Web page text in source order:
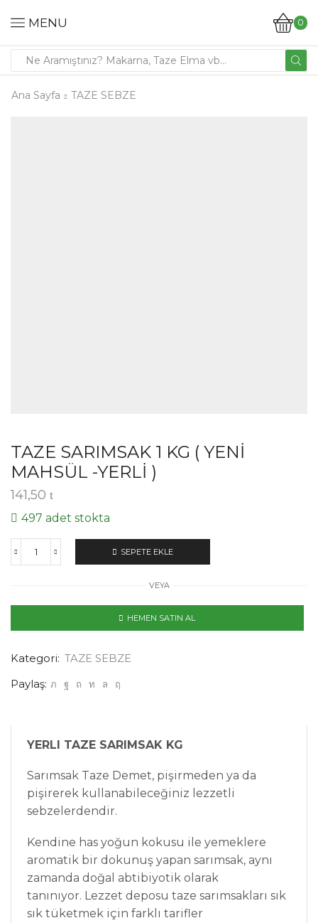
MENU 0
Ana Sayfa TAZE SEBZE
TAZE SARIMSAK 1 KG ( YENİ
MAHSÜL -YERLİ )
141,50
497 adet stokta
SEPETE EKLE
VEYA
HEMEN SATIN AL
Kategori: TAZE SEBZE
Paylaş:
YERLI TAZE SARIMSAK KG
Sarımsak Taze Demet, pişirmeden ya da
pişirerek kullanabileceğiniz lezzetli
sebzelerdendir.
Kendine has yoğun kokusu ile yemeklere
aromatik bir dokunuş yapan sarımsak, aynı
zamanda doğal abtibiyotik olarak
tanınıyor. Lezzet deposu taze sarımsakları sık
sık tüketmek için farklı tarifler